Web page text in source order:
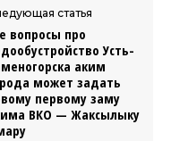
статья
вопросы про
Усть-
аким
может задать
первому заму
ВКО — Жаксылыку